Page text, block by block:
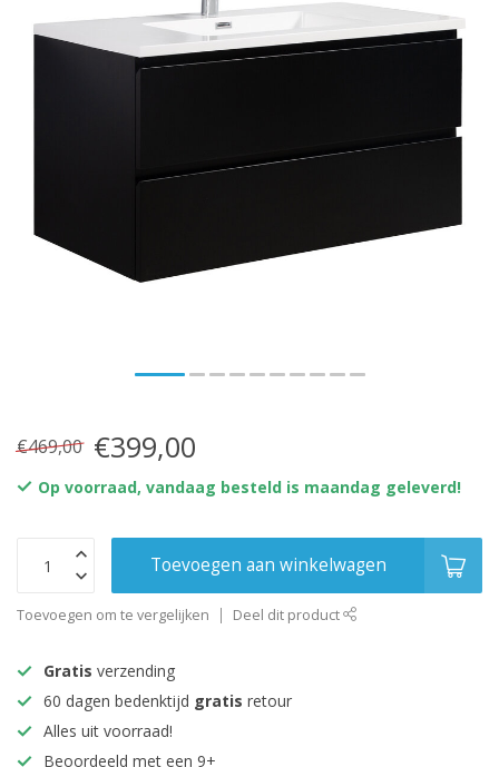
€469,00 €399,00
Op voorraad, vandaag besteld is maandag geleverd!
Toevoegen aan winkelwagen
Toevoegen om te vergelijken Deel dit product
Gratis verzending
60 dagen bedenktijd gratis retour
Alles uit voorraad!
Beoordeeld met een 9+